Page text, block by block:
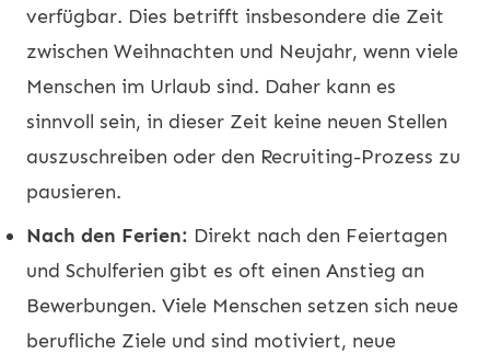
verfügbar. Dies betrifft insbesondere die Zeit
zwischen Weihnachten und Neujahr, wenn viele
Menschen im Urlaub sind. Daher kann es
sinnvoll sein, in dieser Zeit keine neuen Stellen
auszuschreiben oder den Recruiting-Prozess zu
pausieren.
Nach den Ferien: Direkt nach den Feiertagen
und Schulferien gibt es oft einen Anstieg an
Bewerbungen. Viele Menschen setzen sich neue
berufliche Ziele und sind motiviert, neue